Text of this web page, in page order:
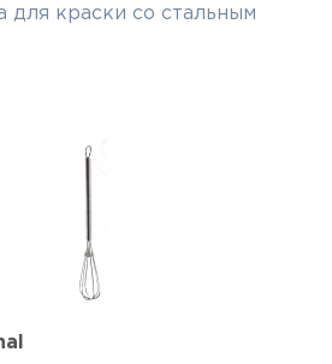
для краски со стальным